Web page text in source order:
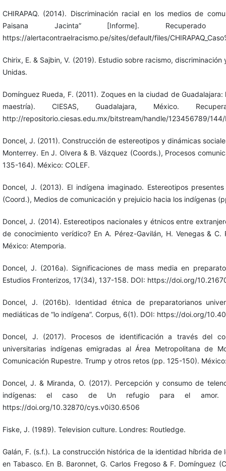
CHIRAPAQ. (2014). Discriminación racial en los medios de
Paisana Jacinta” [Informe].
https://alertacontraelracismo.pe/sites/default/files/
Chirix, E. & Sajbin, V. (2019). Estudio sobre racismo,
Unidas.
Domínguez Rueda, F. (2011). Zoques en la ciudad de
maestría). CIESAS, Guadalajara,
http://repositorio.ciesas.edu.mx/bitstream/handle/123456789/
Doncel, J. (2011). Construcción de estereotipos y dinámicas
Monterrey. En J. Olvera & B. Vázquez (Coords.), Procesos
135-164). México: COLEF.
Doncel, J. (2013). El indígena imaginado. Estereotipos
(Coord.), Medios de comunicación y prejuicio hacia los indígenas
Doncel, J. (2014). Estereotipos nacionales y étnicos entre
de conocimiento verídico? En A. Pérez-Gavilán, H. Venegas &
México: Atemporia.
Doncel, J. (2016a). Significaciones de mass media en
Estudios Fronterizos, 17(34), 137-158. DOI: https://doi.org/
Doncel, J. (2016b). Identidad étnica de preparatorianos
mediáticas de “lo indígena”. Corpus, 6(1). DOI: https://doi.org/
Doncel, J. (2017). Procesos de identificación a través del
universitarias indígenas emigradas al Área Metropolitana de
Comunicación Rupestre. Trump y otros retos (pp. 125-150).
Doncel, J. & Miranda, O. (2017). Percepción y consumo de
indígenas: el caso de Un refugio para el amor.
https://doi.org/10.32870/cys.v0i30.6506
Fiske, J. (1989). Television culture. Londres: Routledge.
Galán, F. (s.f.). La construcción histórica de la identidad híbrida
en Tabasco. En B. Baronnet, G. Carlos Fregoso & F. Domínguez